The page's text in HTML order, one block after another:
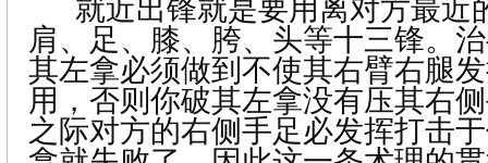
就近出锋就是要用离对方最近
肩、足、膝、胯、头等十三锋。
其左拿必须做到不使其右臂右腿
用，否则你破其左拿没有压其右
之际对方的右侧手足必发挥打击